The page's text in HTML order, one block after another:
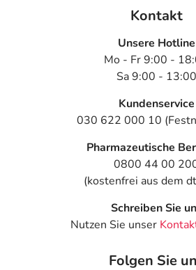
Kontakt
Unsere Hotline
Mo - Fr 9:00 -
Sa 9:00 - 13:00
Kundenservice
030 622 000 10
Pharmazeutische
0800 44 00
(kostenfrei aus dem
Schreiben Sie
Nutzen Sie unser
Folgen Sie